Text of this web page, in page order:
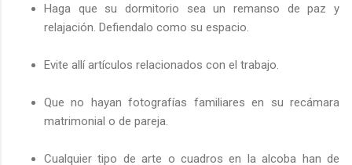
Haga que su dormitorio sea un remanso de paz y
relajación. Defiendalo como su espacio.
Evite allí artículos relacionados con el trabajo.
Que no hayan fotografías familiares en su recámara
matrimonial o de pareja.
Cualquier tipo de arte o cuadros en la alcoba han de